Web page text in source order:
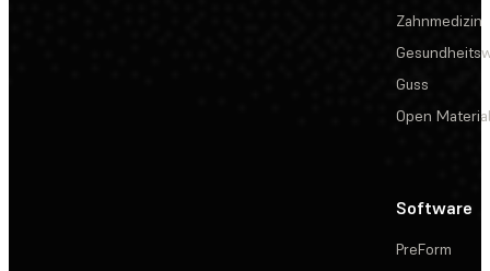
Zahnmedizin
Guss
Open
Software
PreForm